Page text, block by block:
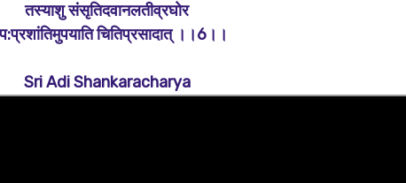
तस्याशु संसृतिदवानलतीव्रघोर
प्रशांतिमुपयाति चितिप्रसादात् ।।6।।
Sri Adi Shankaracharya